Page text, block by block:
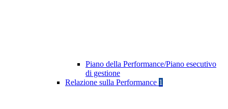
Piano della Performance/Piano esecutivo
di gestione
Relazione sulla Performance 1